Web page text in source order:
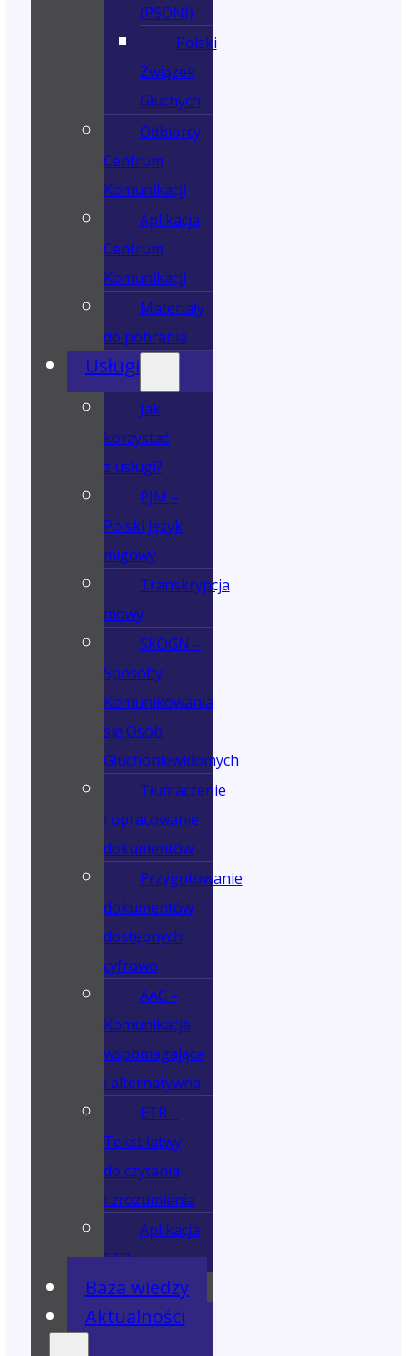
(PSONI)
Polski
Związek
Głuchych
Odbiorcy
Centrum
Komunikacji
Aplikacja
Centrum
Komunikacji
Materiały
do pobrania
Usługi
Jak
korzystać
z usługi?
PJM –
Polski język
migowy
Transkrypcja
mowy
SKOGN –
Sposoby
Komunikowania
się Osób
Głuchoniewidomych
Tłumaczenie
i opracowanie
dokumentów
Przygotowanie
dokumentów
dostępnych
cyfrowo
AAC –
Komunikacja
wspomagająca
i alternatywna
ETR –
Tekst łatwy
do czytania
i zrozumienia
Aplikacja
ETR
Baza wiedzy
Aktualności